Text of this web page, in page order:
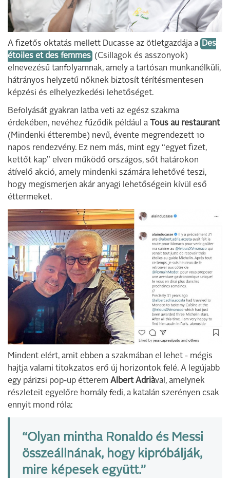
A fizetős oktatás mellett Ducasse az ötletgazdája a
Des
étoiles et des femmes (Csillagok és asszonyok)
elnevezésű tanfolyamnak, amely a tartósan munkanélküli,
hátrányos helyzetű nőknek biztosít térítésmentesen
képzési és elhelyezkedési lehetőséget.
Befolyását gyakran latba veti az egész szakma
érdekében, nevéhez fűződik például a
Tous au restaurant
(Mindenki étterembe) nevű, évente megrendezett 10
napos rendezvény. Ez nem más, mint egy “egyet fizet,
kettőt kap” elven működő országos, sőt határokon
átívelő akció, amely mindenki számára lehetővé teszi,
hogy megismerjen akár anyagi lehetőségein kívül eső
éttermeket.
Mindent elért, amit ebben a szakmában el lehet - mégis
hajtja valami titokzatos erő új horizontok felé. A legújabb
egy párizsi pop-up étterem Albert Adriàval, amelynek
részleteit egyelőre homály fedi, a katalán szerényen csak
ennyit mond róla:
“Olyan mintha Ronaldo és Messi
összeállnának, hogy kipróbálják,
mire képesek együtt.”